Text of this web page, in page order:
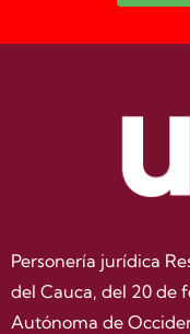
Personería jurídica
del Cauca, del 20 de
Autónoma de